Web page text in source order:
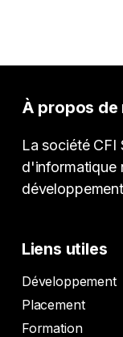
À propos de
La société CFI
d'informatique
Liens utiles
Développement
Placement
Formation